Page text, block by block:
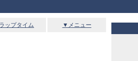
ラップタイム ▼メニュー